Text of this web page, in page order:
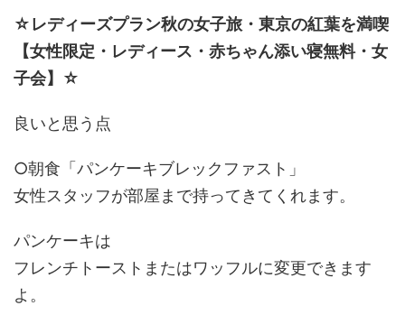
☆レディーズプラン秋の女子旅・東京の紅葉を満喫
【女性限定・レディース・赤ちゃん添い寝無料・女
子会】☆
良いと思う点
○朝食「パンケーキブレックファスト」
女性スタッフが部屋まで持ってきてくれます。
パンケーキは
フレンチトーストまたはワッフルに変更できます
よ。